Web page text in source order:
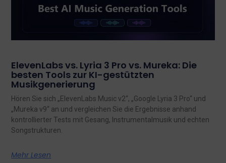
ElevenLabs vs. Lyria 3 Pro vs. Mureka: Die
besten Tools zur KI-gestützten
Musikgenerierung
Hören Sie sich „ElevenLabs Music v2“, „Google Lyria 3 Pro“ und
„Mureka v9“ an und vergleichen Sie die Ergebnisse anhand
kontrollierter Tests mit Gesang, Instrumentalmusik und echten
Songstrukturen.
Mehr Lesen